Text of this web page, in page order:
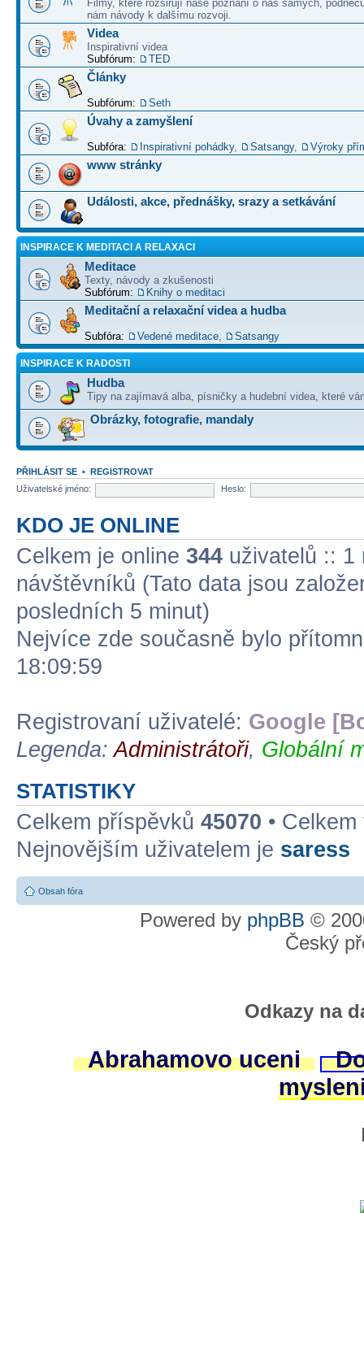
Filmy, které rozšiřují naše poznání o nás samých,
nám návody k dalšímu rozvoji.
Videa
Inspirativní videa
Subfórum:
TED
Články
Subfórum: Seth
Úvahy a zamyšlení
Subfóra: Inspirativní pohádky, Satsangy, Výroky
www stránky
Události, akce, přednášky, srazy a setkávání
INSPIRACE K MEDITACI A RELAXACI
Meditace
Texty, návody a zkušenosti
Subfórum:
Knihy o meditaci
Meditační a relaxační videa a hudba
Subfóra: Vedené meditace Satsangy
INSPIRACE K RADOSTI
Hudba
Tipy na zajímavá alba, písničky a hudební videa, které
Obrázky, fotografie, mandaly
PŘIHLÁSIT SE • REGISTROVAT
Uživatelské jméno:
Heslo:
KDO JE ONLINE
Celkem je online 344 uživatelů :: 1
návštěvníků (Tato data jsou
posledních 5 minut)
Nejvíce zde současně bylo
18:09:59
Registrovaní uživatelé: Google
Legenda:Administrátoři, Globální
STATISTIKY
Celkem příspěvků 45070 •
Nejnovějším uživatelem je saress
Obsah fóra
Powered by phpBB ©
Český
Odkazy na
Abrahamovo uceni